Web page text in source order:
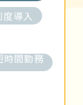
度導入
時間勤務